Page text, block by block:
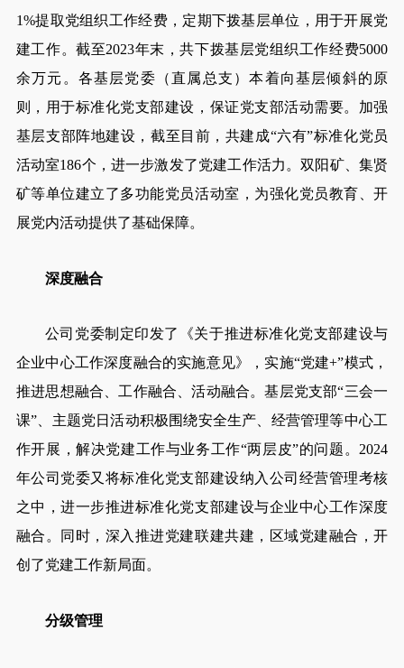
1%提取党组织工作经费，定期下拨基层单位，用于开展党
建工作。截至2023年末，共下拨基层党组织工作经费5000
余万元。各基层党委（直属总支）本着向基层倾斜的原
则，用于标准化党支部建设，保证党支部活动需要。加强
基层支部阵地建设，截至目前，共建成“六有”标准化党员
活动室186个，进一步激发了党建工作活力。双阳矿、集贤
矿等单位建立了多功能党员活动室，为强化党员教育、开
展党内活动提供了基础保障。
深度融合
公司党委制定印发了《关于推进标准化党支部建设与
企业中心工作深度融合的实施意见》，实施“党建+”模式，
推进思想融合、工作融合、活动融合。基层党支部“三会一
课”、主题党日活动积极围绕安全生产、经营管理等中心工
作开展，解决党建工作与业务工作“两层皮”的问题。2024
年公司党委又将标准化党支部建设纳入公司经营管理考核
之中，进一步推进标准化党支部建设与企业中心工作深度
融合。同时，深入推进党建联建共建，区域党建融合，开
创了党建工作新局面。
分级管理